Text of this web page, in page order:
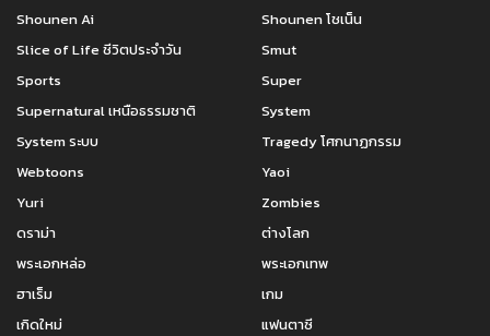
Shounen Ai
Shounen โชเน็น
Slice of Life ชีวิตประจำวัน
Smut
Sports
Super
Supernatural เหนือธรรมชาติ
System
System ระบบ
Tragedy โศกนาฏกรรม
Webtoons
Yaoi
Yuri
Zombies
ดราม่า
ต่างโลก
พระเอกหล่อ
พระเอกเทพ
ฮาเร็ม
เกม
เกิดใหม่
แฟนตาซี